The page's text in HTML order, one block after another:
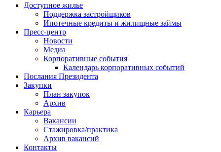
Доступное жилье
Поддержка застройщиков
Ипотечные кредиты и жилищные займы
Пресс-центр
Новости
Медиа
Корпоративные события
Календарь корпоративных событий
Послания Президента
Закупки
План закупок
Архив
Карьера
Вакансии
Стажировка/практика
Архив вакансий
Контакты